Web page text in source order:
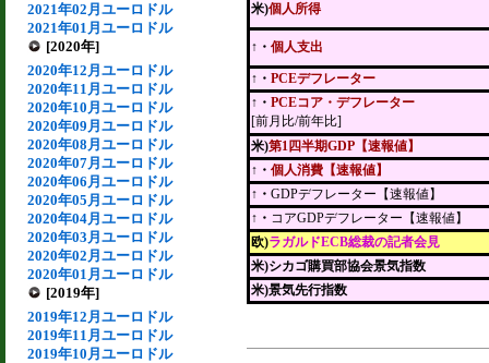
2021年02月ユーロドル
2021年01月ユーロドル
[2020年]
2020年12月ユーロドル
2020年11月ユーロドル
2020年10月ユーロドル
2020年09月ユーロドル
2020年08月ユーロドル
2020年07月ユーロドル
2020年06月ユーロドル
2020年05月ユーロドル
2020年04月ユーロドル
2020年03月ユーロドル
2020年02月ユーロドル
2020年01月ユーロドル
[2019年]
2019年12月ユーロドル
2019年11月ユーロドル
2019年10月ユーロドル
米)個人所得
↑・ 個人支出
↑・ PCEデフレーター
↑・ PCEコア・デフレーター
[前月比/前年比]
米)第1四半期GDP【速報値】
↑・ 個人消費【速報値】
↑・ GDPデフレーター【速報値】
↑・ コアGDPデフレーター【速報値】
欧)ラガルドECB総裁の記者会見
米)シカゴ購買部協会景気指数
米)景気先行指数